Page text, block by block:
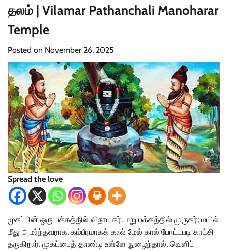
தலம் | Vilamar Pathanchali Manoharar
Temple
Posted on November 26, 2025
Spread the love
முகப்பின் ஒரு பக்கத்தில் விநாயகர். மறு பக்கத்தில் முருகர்; மயில்
மீது அமர்ந்தவராக, கம்பீரமாகக் கால் மேல் கால் போட்டபடி காட்சி
தருகிறார். முகப்பைத் தாண்டி உள்ளே நுழைந்தால், வெளிப்